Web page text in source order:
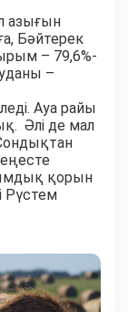
азығын
Бәйтерек
– 79,6%-
–
Ауа райы
Әлі де мал
қорын
Рүстем